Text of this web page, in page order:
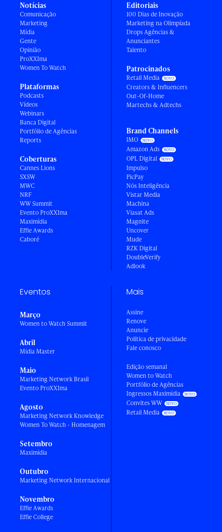
Notícias
Comunicação
Marketing
Mídia
Gente
Opinião
ProXXIma
Women To Watch
Plataformas
Podcasts
Vídeos
Webinars
Banca Digital
Portfólio de Agências
Reports
Coberturas
Cannes Lions
SXSW
MWC
NRF
WW Summit
Evento ProXXIma
Maximídia
Effie Awards
Caboré
Editoriais
100 Dias de Inovação
Marketing na Olimpíada
Drops Agências &
Anunciantes
Talento
Patrocinados
Retail Media
Creators & Influencers
Out-Of-Home
Martechs & Adtechs
Brand Channels
IMO
Amazon Ads
OPL Digital
Impulso
PicPay
Nós Inteligência
Vistar Media
Machina
Viasat Ads
Magnite
Uncover
Mude
RZK Digital
DoubleVerify
Adlook
Eventos
Março
Women to Watch Summit
Abril
Mídia Master
Maio
Marketing Network Brasil
Evento ProXXIma
Agosto
Marketing Network Knowledge
Women To Watch - Homenagem
Setembro
Maximídia
Outubro
Marketing Network Internacional
Novembro
Effie Awards
Effie College
Mais
Assine
Renove
Anuncie
Política de privacidade
Fale conosco
Edição semanal
Women to Watch
Portfólio de Agências
Ingressos Maximídia
Convites WW
Retail Media